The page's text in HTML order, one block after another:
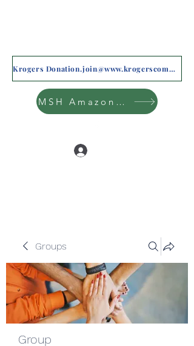
Krogers Donation.join@www.krogerscommunityrewards.com
MSH Amazon Wishlist
Groups
Group